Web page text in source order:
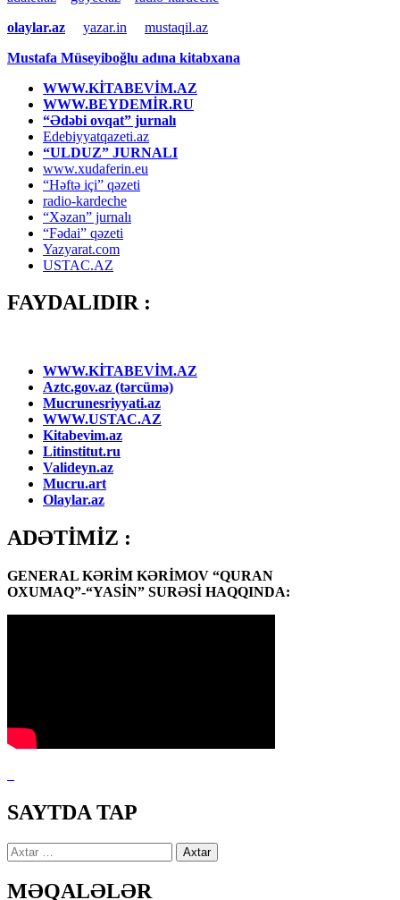
olaylar.az
yazar.in
mustaqil.az
Mustafa Müseyiboğlu adına kitabxana
WWW.KİTABEVİM.AZ
WWW.BEYDEMİR.RU
“Ədəbi ovqat” jurnalı
Edebiyyatqazeti.az
“ULDUZ” JURNALI
www.xudaferin.eu
“Həftə içi” qəzeti
radio-kardeche
“Xəzan” jurnalı
“Fədai” qəzeti
Yazyarat.com
USTAC.AZ
FAYDALIDIR :
WWW.KİTABEVİM.AZ
Aztc.gov.az (tərcümə)
Mucrunesriyyati.az
WWW.USTAC.AZ
Kitabevim.az
Litinstitut.ru
Valideyn.az
Mucru.art
Olaylar.az
ADƏTİMİZ :
GENERAL KƏRİM KƏRİMOV “QURAN
OXUMAQ”-“YASİN” SURƏSİ HAQQINDA:
SAYTDA TAP
Axtarış:
MƏQALƏLƏR